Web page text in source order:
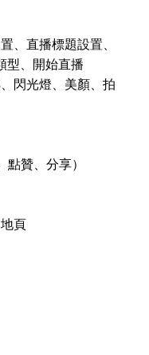
、直播標題設置、
型、開始直播
閃光燈、美顏、拍
點贊、分享）
頁